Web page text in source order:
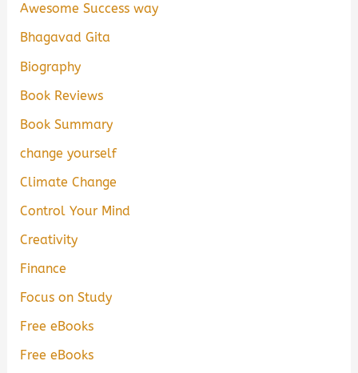
Awesome Success way
Bhagavad Gita
Biography
Book Reviews
Book Summary
change yourself
Climate Change
Control Your Mind
Creativity
Finance
Focus on Study
Free eBooks
Free eBooks